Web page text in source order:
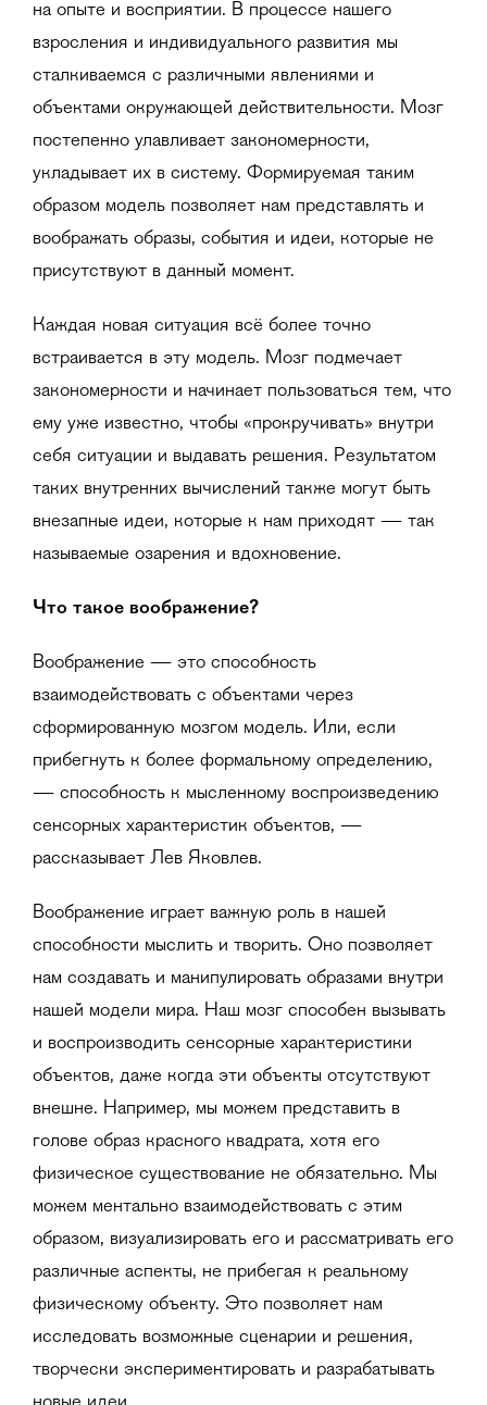
на опыте и восприятии. В процессе нашего
взросления и индивидуального развития мы
сталкиваемся с различными явлениями и
объектами окружающей действительности. Мозг
постепенно улавливает закономерности,
укладывает их в систему. Формируемая таким
образом модель позволяет нам представлять и
воображать образы, события и идеи, которые не
присутствуют в данный момент.
Каждая новая ситуация всё более точно
встраивается в эту модель. Мозг подмечает
закономерности и начинает пользоваться тем, что
ему уже известно, чтобы «прокручивать» внутри
себя ситуации и выдавать решения. Результатом
таких внутренних вычислений также могут быть
внезапные идеи, которые к нам приходят — так
называемые озарения и вдохновение.
Что такое воображение?
Воображение — это способность
взаимодействовать с объектами через
сформированную мозгом модель. Или, если
прибегнуть к более формальному определению,
— способность к мысленному воспроизведению
сенсорных характеристик объектов, —
рассказывает Лев Яковлев.
Воображение играет важную роль в нашей
способности мыслить и творить. Оно позволяет
нам создавать и манипулировать образами внутри
нашей модели мира. Наш мозг способен вызывать
и воспроизводить сенсорные характеристики
объектов, даже когда эти объекты отсутствуют
внешне. Например, мы можем представить в
голове образ красного квадрата, хотя его
физическое существование не обязательно. Мы
можем ментально взаимодействовать с этим
образом, визуализировать его и рассматривать его
различные аспекты, не прибегая к реальному
физическому объекту. Это позволяет нам
исследовать возможные сценарии и решения,
творчески экспериментировать и разрабатывать